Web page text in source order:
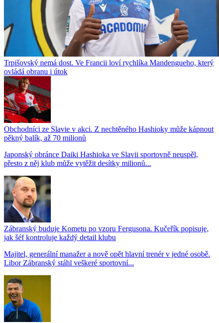
Trpišovský nemá dost. Ve Francii loví rychlíka Mandengueho, který
ovládá obranu i útok
Obchodníci ze Slavie v akci. Z nechtěného Hashioky může kápnout
pěkný balík, až 70 milionů
Japonský obránce Daiki Hashioka ve Slavii sportovně neuspěl,
přesto z něj klub může vytěžit desítky milionů...
Zábranský buduje Kometu po vzoru Fergusona. Kučeřík popisuje,
jak šéf kontroluje každý detail klubu
Majitel, generální manažer a nově opět hlavní trenér v jedné osobě.
Libor Zábranský stáhl veškeré sportovní...